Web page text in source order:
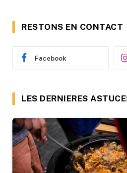
RESTONS EN CONTACT
Facebook
LES DERNIERES